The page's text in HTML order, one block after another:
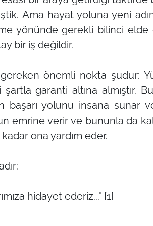
Ama hayat yoluna yeni
yönünde gerekli bilinci
bir iş değildir.
önemli nokta şudur:
garanti altına almıştır.
başarı yolunu insana sunar
emrine verir ve bununla da
ona yardım eder.
hidayet ederiz..." [1]